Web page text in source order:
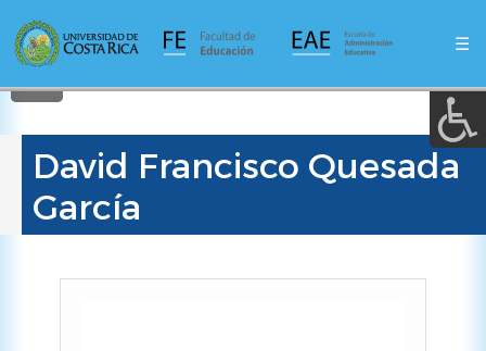
contenido
principal
☰
David Francisco Quesada
García